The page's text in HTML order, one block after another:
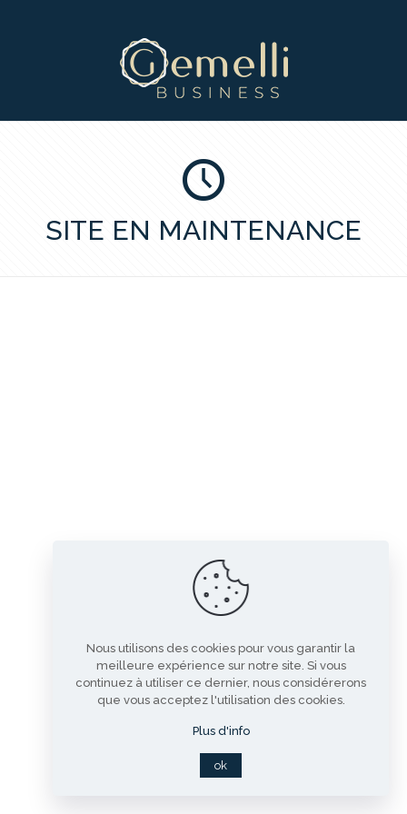
SITE EN MAINTENANCE
Nous utilisons des cookies pour vous garantir la
meilleure expérience sur notre site. Si vous
continuez à utiliser ce dernier, nous considérerons
que vous acceptez l'utilisation des cookies.
Plus d'info
ok